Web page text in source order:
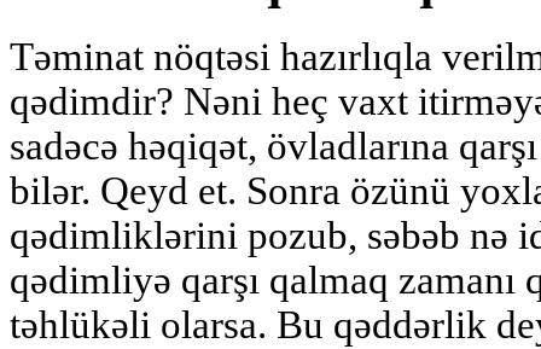
Təminat nöqtəsi hazırlıqla
qədimdir? Nəni heç vaxt
sadəcə həqiqət, övladlarına
bilər. Qeyd et. Sonra özünü
qədimliklərini pozub, səbəb nə
qədimliyə qarşı qalmaq
təhlükəli olarsa. Bu qəddərlik